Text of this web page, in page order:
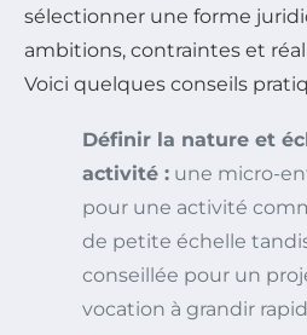
sélectionner une forme
ambitions, contraintes et
Voici quelques conseils
Définir la nature et
activité : une micro-
pour une activité
de petite échelle
conseillée pour un
vocation à grandir